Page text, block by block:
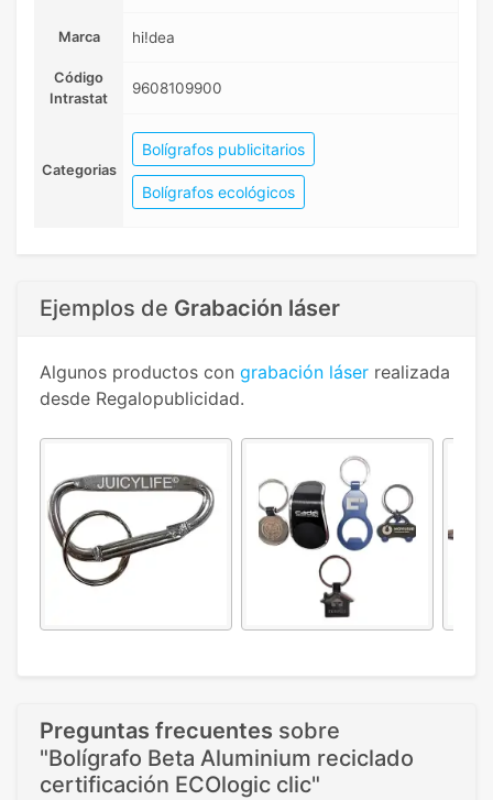
Marca hi!dea
Código
Intrastat
9608109900
Categorias
Bolígrafos publicitarios
Bolígrafos ecológicos
Ejemplos de Grabación láser
Algunos productos con grabación láser realizada
desde Regalopublicidad.
Preguntas frecuentes sobre
"Bolígrafo Beta Aluminium reciclado
certificación ECOlogic clic"